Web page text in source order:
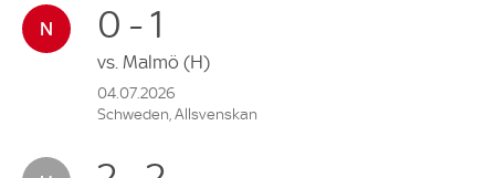
0 - 1
vs. Malmö (H)
04.07.2026
Schweden, Allsvenskan